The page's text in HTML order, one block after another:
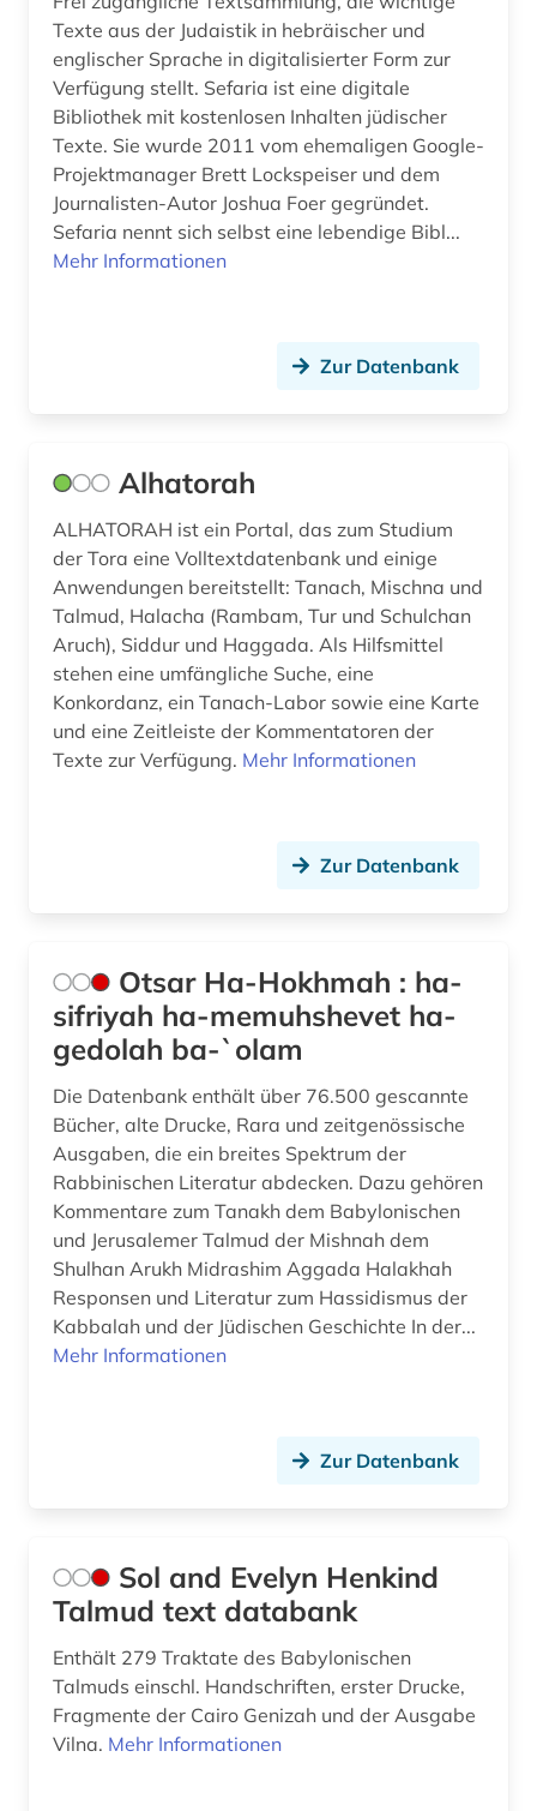
Texte aus der Judaistik in hebräischer und
englischer Sprache in digitalisierter Form zur
Verfügung stellt. Sefaria ist eine digitale
Bibliothek mit kostenlosen Inhalten jüdischer
Texte. Sie wurde 2011 vom ehemaligen Google-
Projektmanager Brett Lockspeiser und dem
Journalisten-Autor Joshua Foer gegründet.
Sefaria nennt sich selbst eine lebendige Bibl...
Mehr Informationen
Zur Datenbank
Alhatorah
ALHATORAH ist ein Portal, das zum Studium
der Tora eine Volltextdatenbank und einige
Anwendungen bereitstellt: Tanach, Mischna und
Talmud, Halacha (Rambam, Tur und Schulchan
Aruch), Siddur und Haggada. Als Hilfsmittel
stehen eine umfängliche Suche, eine
Konkordanz, ein Tanach-Labor sowie eine Karte
und eine Zeitleiste der Kommentatoren der
Texte zur Verfügung. Mehr Informationen
Zur Datenbank
Otsar Ha-Hokhmah : ha-
sifriyah ha-memuhshevet ha-
gedolah ba-`olam
Die Datenbank enthält über 76.500 gescannte
Bücher, alte Drucke, Rara und zeitgenössische
Ausgaben, die ein breites Spektrum der
Rabbinischen Literatur abdecken. Dazu gehören
Kommentare zum Tanakh dem Babylonischen
und Jerusalemer Talmud der Mishnah dem
Shulhan Arukh Midrashim Aggada Halakhah
Responsen und Literatur zum Hassidismus der
Kabbalah und der Jüdischen Geschichte In der...
Mehr Informationen
Zur Datenbank
Sol and Evelyn Henkind
Talmud text databank
Enthält 279 Traktate des Babylonischen
Talmuds einschl. Handschriften, erster Drucke,
Fragmente der Cairo Genizah und der Ausgabe
Vilna. Mehr Informationen